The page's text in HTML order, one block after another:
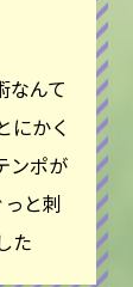
なんて
にかく
ンポが
と刺
た